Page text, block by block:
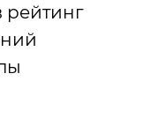
рейтинг